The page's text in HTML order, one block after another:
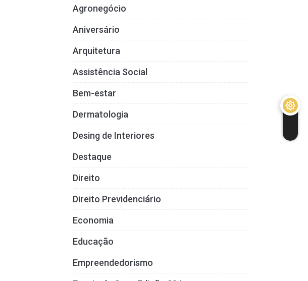
Agronegócio
Aniversário
Arquitetura
Assistência Social
Bem-estar
Dermatologia
Desing de Interiores
Destaque
Direito
Direito Previdenciário
Economia
Educação
Empreendedorismo